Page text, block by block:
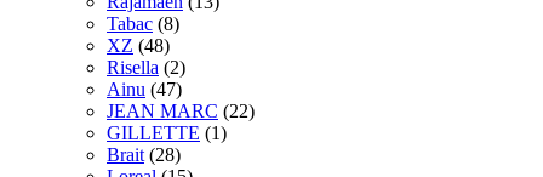
Tabac (8)
XZ (48)
Risella (2)
Ainu (47)
JEAN MARC (22)
GILLETTE (1)
Brait (28)